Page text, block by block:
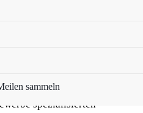
sammeln
und
Gäste
spezialisierten